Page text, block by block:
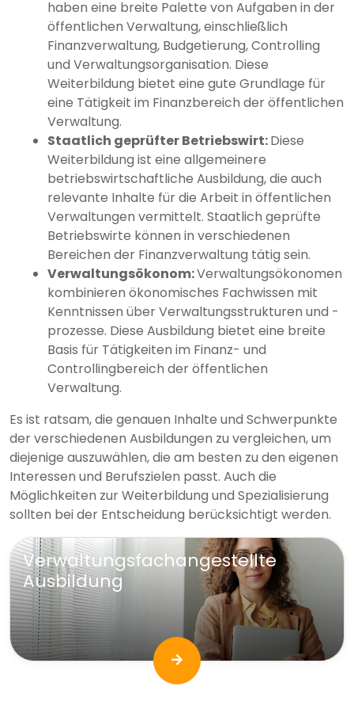
haben eine breite Palette von Aufgaben in der
öffentlichen Verwaltung, einschließlich
Finanzverwaltung, Budgetierung, Controlling
und Verwaltungsorganisation. Diese
Weiterbildung bietet eine gute Grundlage für
eine Tätigkeit im Finanzbereich der öffentlichen
Verwaltung.
Staatlich geprüfter Betriebswirt:Diese
Weiterbildung ist eine allgemeinere
betriebswirtschaftliche Ausbildung, die auch
relevante Inhalte für die Arbeit in öffentlichen
Verwaltungen vermittelt. Staatlich geprüfte
Betriebswirte können in verschiedenen
Bereichen der Finanzverwaltung tätig sein.
Verwaltungsökonom:Verwaltungsökonomen
kombinieren ökonomisches Fachwissen mit
Kenntnissen über Verwaltungsstrukturen und -
prozesse. Diese Ausbildung bietet eine breite
Basis für Tätigkeiten im Finanz- und
Controllingbereich der öffentlichen
Verwaltung.
Es ist ratsam, die genauen Inhalte und Schwerpunkte
der verschiedenen Ausbildungen zu vergleichen, um
diejenige auszuwählen, die am besten zu den eigenen
Interessen und Berufszielen passt. Auch die
Möglichkeiten zur Weiterbildung und Spezialisierung
sollten bei der Entscheidung berücksichtigt werden.
© Edmond Dantès; Pexels
Verwaltungsfachangestellte
Ausbildung